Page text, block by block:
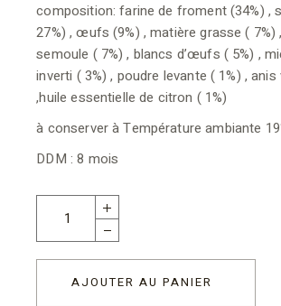
composition: farine de froment (34%) ,
27%) , œufs (9%) , matière grasse ( 7%)
semoule ( 7%) , blancs d’œufs ( 5%) ,
inverti ( 3%) , poudre levante ( 1%) ,
,huile essentielle de citron ( 1%)
à conserver à Température ambiante
DDM : 8 mois
AJOUTER AU PANIER